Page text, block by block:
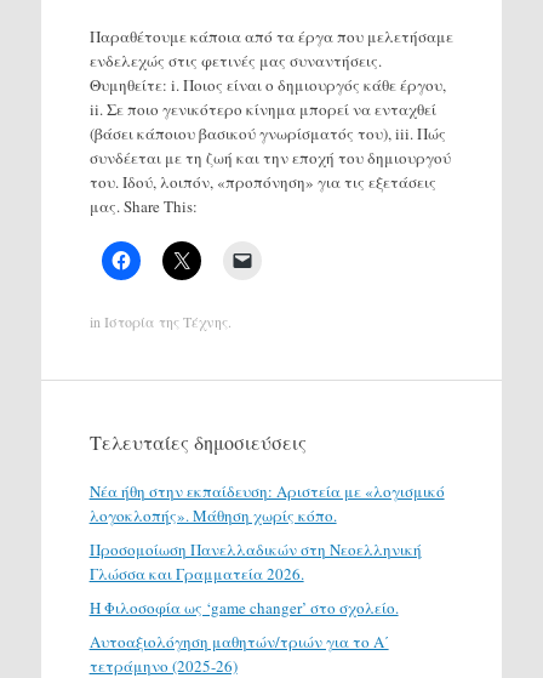
Παραθέτουμε κάποια από τα έργα που μελετήσαμε
ενδελεχώς στις φετινές μας συναντήσεις.
Θυμηθείτε: i. Ποιος είναι ο δημιουργός κάθε έργου,
ii. Σε ποιο γενικότερο κίνημα μπορεί να ενταχθεί
(βάσει κάποιου βασικού γνωρίσματός του), iii. Πώς
συνδέεται με τη ζωή και την εποχή του δημιουργού
του. Ιδού, λοιπόν, «προπόνηση» για τις εξετάσεις
μας. Share This:
in Ιστορία της Τέχνης.
Τελευταίες δημοσιεύσεις
Νέα ήθη στην εκπαίδευση: Αριστεία με «λογισμικό
λογοκλοπής». Μάθηση χωρίς κόπο.
Προσομοίωση Πανελλαδικών στη Νεοελληνική
Γλώσσα και Γραμματεία 2026.
H Φιλοσοφία ως ‘game changer’ στο σχολείο.
Αυτοαξιολόγηση μαθητών/τριών για το Α΄
τετράμηνο (2025-26)